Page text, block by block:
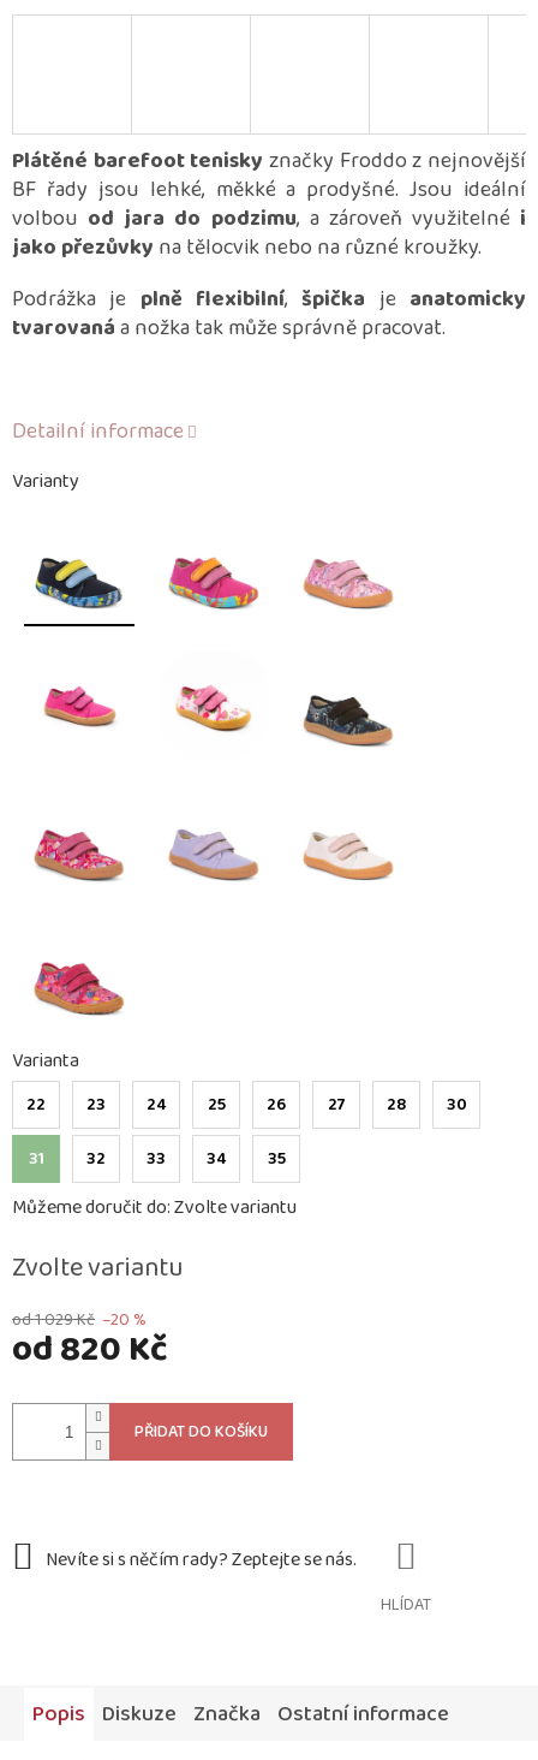
od 1 029 Kč –20 %
od820 Kč
cena:
Zvolte variantu
Varianty
Varianta
22 23 24 25 26 27 28 30
31 32 33 34 35
Můžeme doručit do:Zvolte variantu
PŘIDAT DO KOŠÍKU
Plátěné barefoot tenisky značky Froddo z nejnovější
BF řady jsou lehké, měkké a prodyšné. Jsou ideální
volbou od jara do podzimu, a zároveň využitelné i
jako přezůvky na tělocvik nebo na různé kroužky.
Podrážka je plně flexibilní,špička je anatomicky
tvarovanáa nožka tak může správně pracovat.
Detailní informace
HLÍDAT
Popis Diskuze Značka Ostatní informace